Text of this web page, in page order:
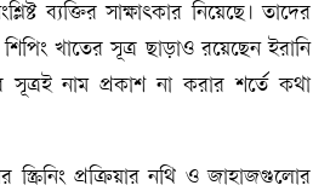
ব্যক্তির সাক্ষাৎকার নিয়েছে। তাদের
খাতের সূত্র ছাড়াও রয়েছেন ইরানি
সূত্রই নাম প্রকাশ না করার শর্তে কথা
স্ক্রিনিং প্রক্রিয়ার নথি ও জাহাজগুলোর